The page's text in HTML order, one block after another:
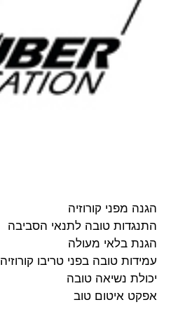
הגנה מפני קורוזיה
התנגדות טובה לתנאי הסביבה
הגנת בלאי מעולה
עמידות טובה בפני טריבו קורוזיה
יכולת נשיאה טובה
אפקט איטום טוב